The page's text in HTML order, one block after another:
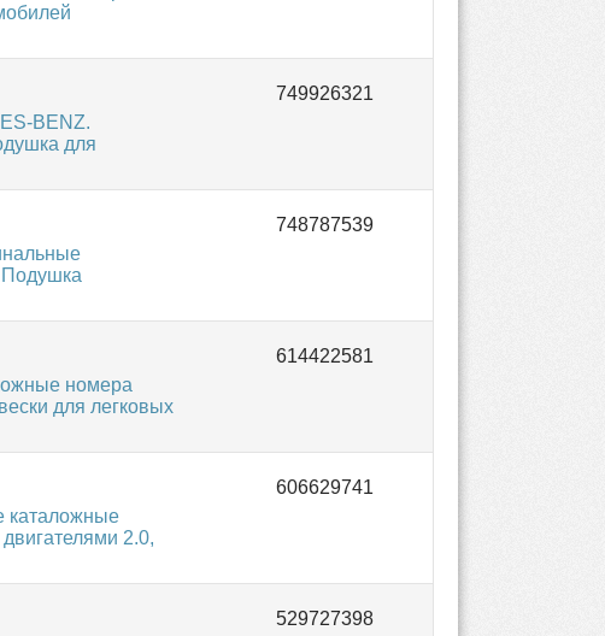
BENZ.
для
Подушка
номера
для легковых
каталожные
2.0,